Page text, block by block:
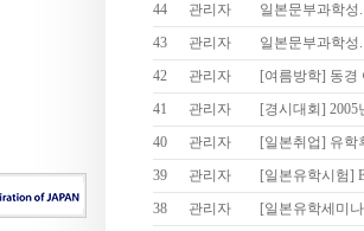
44
관리자
일본문부과학성
43
관리자
일본문부과학
42
관리자
[여름방학] 동경
41
관리자
[경시대회]
40
관리자
[일본취업] 유학
39
관리자
[일본유학시험]
38
관리자
[일본유학세미